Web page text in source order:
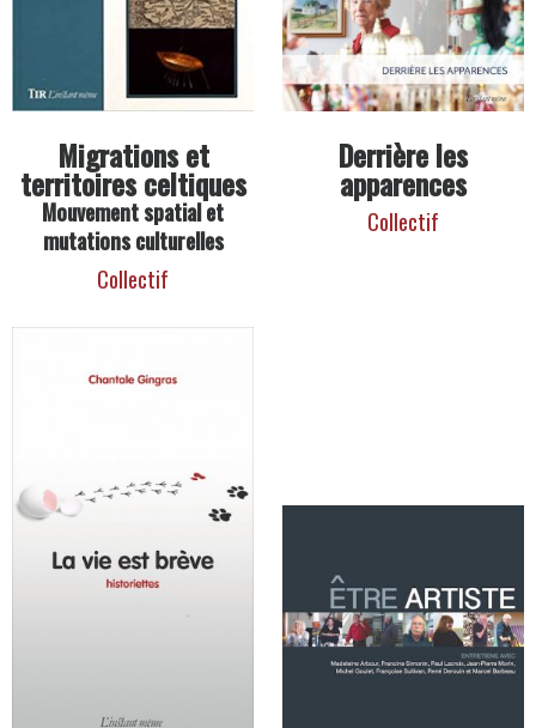
Migrations et
territoires celtiques
Mouvement spatial et
mutations culturelles
Collectif
Derrière les
apparences
Collectif